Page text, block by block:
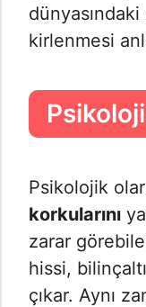
kirlenmesi
Psikolojik
korkularını
zarar
hissi,
çıkar. Aynı